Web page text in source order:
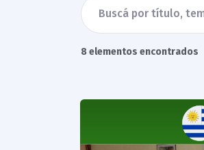
8 elementos encontrados